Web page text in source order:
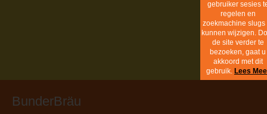
Bunder Brau is een reserveringssite.